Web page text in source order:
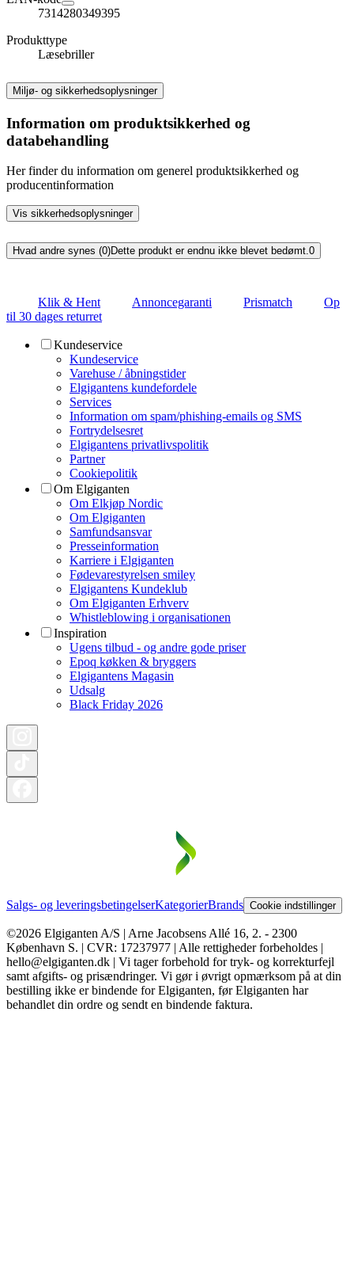
7314280349395
Produkttype
Læsebriller
Miljø- og sikkerhedsoplysninger
Information om produktsikkerhed og
databehandling
Her finder du information om generel produktsikkerhed og
producentinformation
Vis sikkerhedsoplysninger
Hvad andre synes (0)Dette produkt er endnu ikke blevet bedømt.0
Klik & Hent Annoncegaranti Prismatch
Op
til 30 dages returret
Kundeservice
Kundeservice
Varehuse / åbningstider
Elgigantens kundefordele
Services
Information om spam/phishing-emails og SMS
Fortrydelsesret
Elgigantens privatlivspolitik
Partner
Cookiepolitik
Om Elgiganten
Om Elkjøp Nordic
Om Elgiganten
Samfundsansvar
Presseinformation
Karriere i Elgiganten
Fødevarestyrelsen smiley
Elgigantens Kundeklub
Om Elgiganten Erhverv
Whistleblowing i organisationen
Inspiration
Ugens tilbud - og andre gode priser
Epoq køkken & bryggers
Elgigantens Magasin
Udsalg
Black Friday 2026
Salgs- og leveringsbetingelserKategorierBrands Cookie indstillinger
©2026 Elgiganten A/S | Arne Jacobsens Allé 16, 2. - 2300
København S. | CVR: 17237977 | Alle rettigheder forbeholdes |
hello@elgiganten.dk | Vi tager forbehold for tryk- og korrekturfejl
samt afgifts- og prisændringer. Vi gør i øvrigt opmærksom på at din
bestilling ikke er bindende for Elgiganten, før Elgiganten har
behandlet din ordre og sendt en bindende faktura.